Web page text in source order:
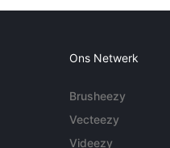
Ons Netwerk
Brusheezy
Vecteezy
Videezy